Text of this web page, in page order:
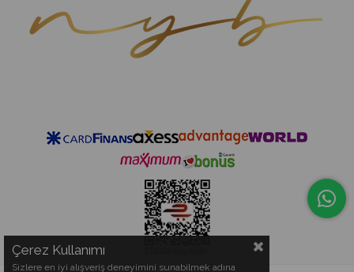
Çerez Kullanımı
Sizlere en iyi alışveriş deneyimini sunabilmek adına